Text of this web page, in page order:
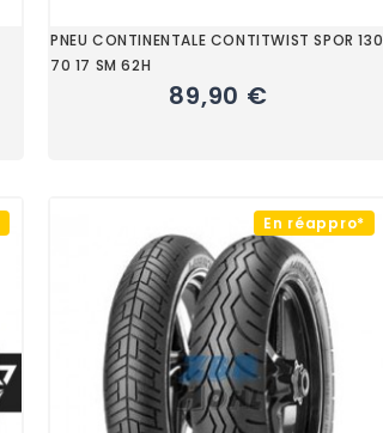
PNEU CONTINENTALE CONTITWIST SPOR 130
70 17 SM 62H
89,90 €
En réappro*